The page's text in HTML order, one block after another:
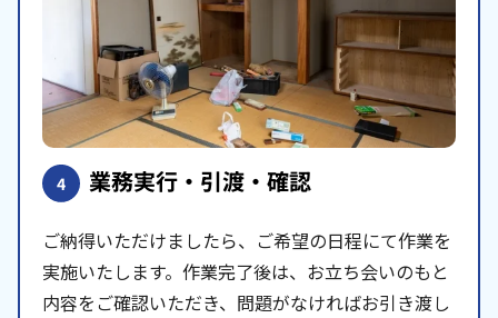
4 業務実行・引渡・確認
ご納得いただけましたら、ご希望の日程にて作業を
実施いたします。作業完了後は、お立ち会いのもと
内容をご確認いただき、問題がなければお引き渡し